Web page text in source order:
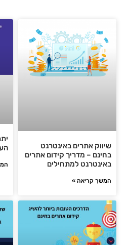
שיווק אתרים באינטרנט
בחינם – מדריך קידום אתרים
באינטרנט למתחילים
המשך קריאה »